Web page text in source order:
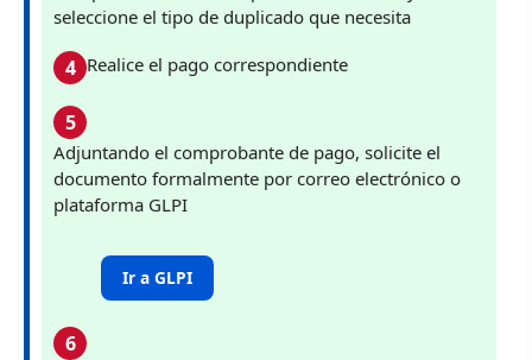
seleccione el tipo de duplicado que necesita
4 Realice el pago correspondiente
5
Adjuntando el comprobante de pago, solicite el
documento formalmente por correo electrónico o
plataforma GLPI
Ir a GLPI
6